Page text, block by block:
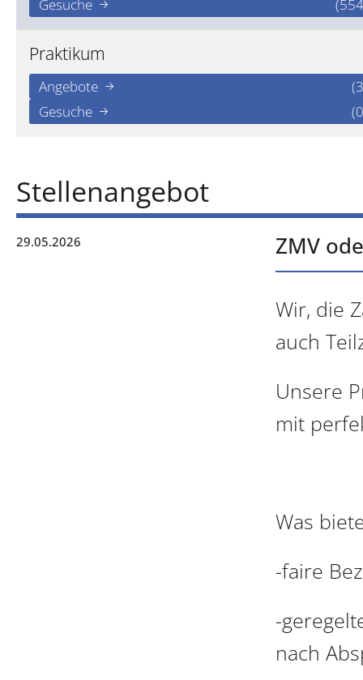
Gesuche
Praktikum
Angebote
Gesuche
Stellenangebot
29.05.2026 ZMV
Wir, die
auch
Unsere
mit
Was
-faire
-
nach